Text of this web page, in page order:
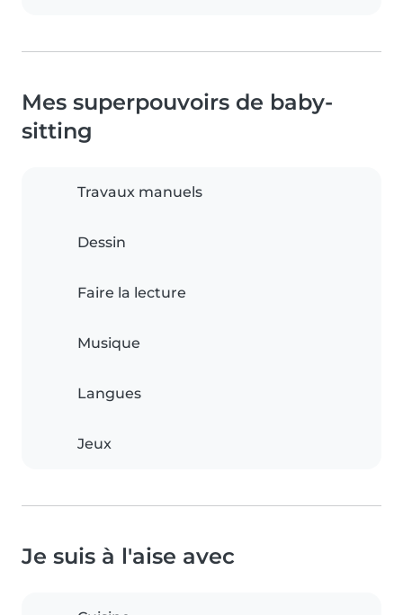
Mes superpouvoirs de baby-
sitting
Travaux manuels
Dessin
Faire la lecture
Musique
Langues
Jeux
Je suis à l'aise avec